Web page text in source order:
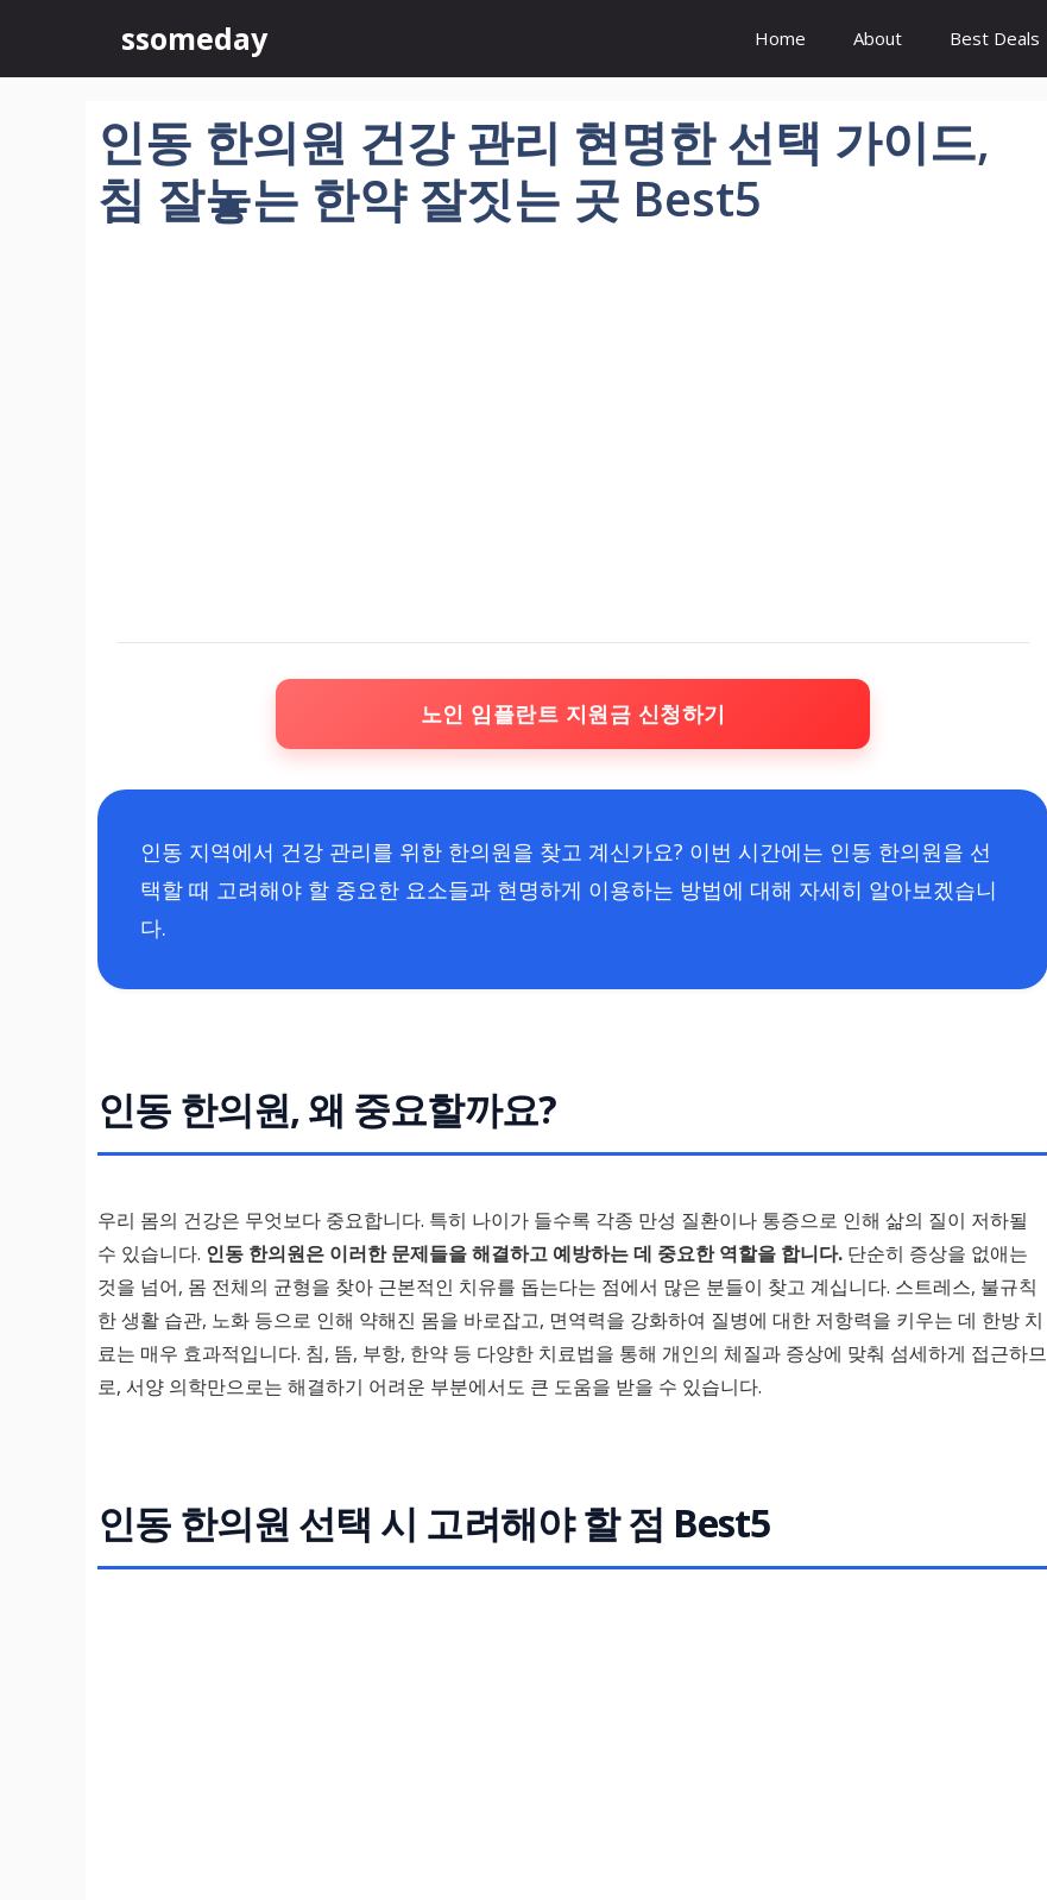
츠
ssomeday Home About Best Deals
인동 한의원 건강 관리 현명한 선택 가이드,
침 잘놓는 한약 잘짓는 곳 Best5
노인 임플란트 지원금 신청하기
인동 지역에서 건강 관리를 위한 한의원을 찾고 계신가요? 이번 시간에는 인동 한의원을 선
택할 때 고려해야 할 중요한 요소들과 현명하게 이용하는 방법에 대해 자세히 알아보겠습니
다.
인동 한의원, 왜 중요할까요?
우리 몸의 건강은 무엇보다 중요합니다. 특히 나이가 들수록 각종 만성 질환이나 통증으로 인해 삶의 질이 저하될
수 있습니다. 인동 한의원은 이러한 문제들을 해결하고 예방하는 데 중요한 역할을 합니다. 단순히 증상을 없애는
것을 넘어, 몸 전체의 균형을 찾아 근본적인 치유를 돕는다는 점에서 많은 분들이 찾고 계십니다. 스트레스, 불규칙
한 생활 습관, 노화 등으로 인해 약해진 몸을 바로잡고, 면역력을 강화하여 질병에 대한 저항력을 키우는 데 한방 치
료는 매우 효과적입니다. 침, 뜸, 부항, 한약 등 다양한 치료법을 통해 개인의 체질과 증상에 맞춰 섬세하게 접근하므
로, 서양 의학만으로는 해결하기 어려운 부분에서도 큰 도움을 받을 수 있습니다.
인동 한의원 선택 시 고려해야 할 점 Best5